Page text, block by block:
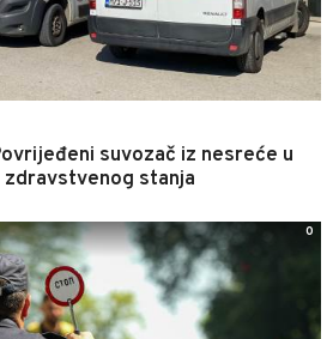
suvozač iz nesreće u
stanja
0